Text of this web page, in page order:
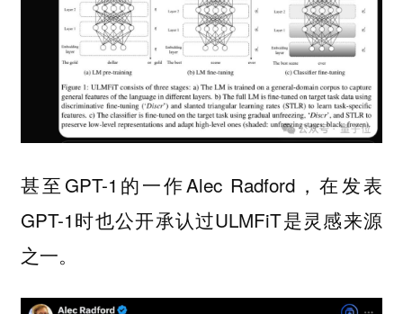
甚至GPT-1的一作Alec Radford，在发表
GPT-1时也公开承认过ULMFiT是灵感来源
之一。